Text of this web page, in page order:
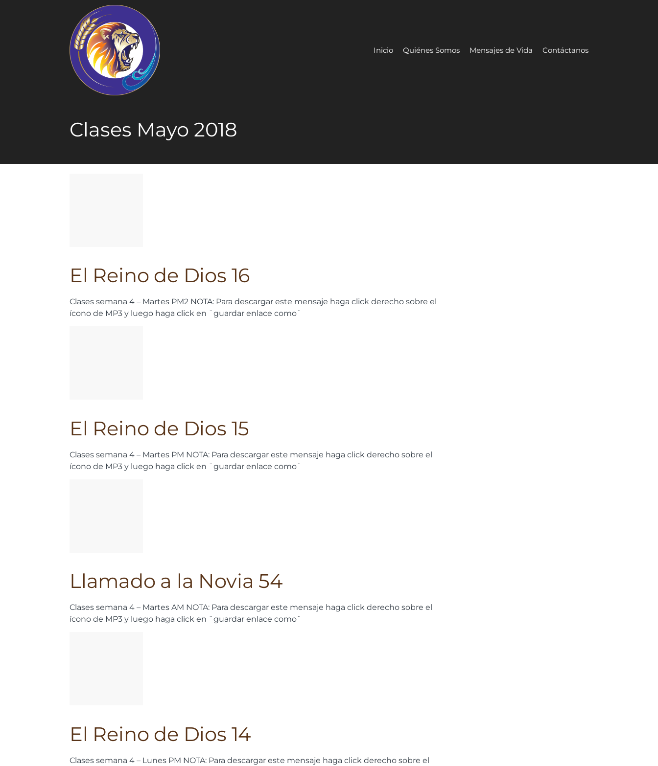
Inicio Quiénes Somos Mensajes de Vida Contáctanos
Clases Mayo 2018
El Reino de Dios 16
Clases semana 4 – Martes PM2 NOTA: Para descargar este mensaje haga click derecho sobre el
ícono de MP3 y luego haga click en ¨guardar enlace como¨
El Reino de Dios 15
Clases semana 4 – Martes PM NOTA: Para descargar este mensaje haga click derecho sobre el
ícono de MP3 y luego haga click en ¨guardar enlace como¨
Llamado a la Novia 54
Clases semana 4 – Martes AM NOTA: Para descargar este mensaje haga click derecho sobre el
ícono de MP3 y luego haga click en ¨guardar enlace como¨
El Reino de Dios 14
Clases semana 4 – Lunes PM NOTA: Para descargar este mensaje haga click derecho sobre el